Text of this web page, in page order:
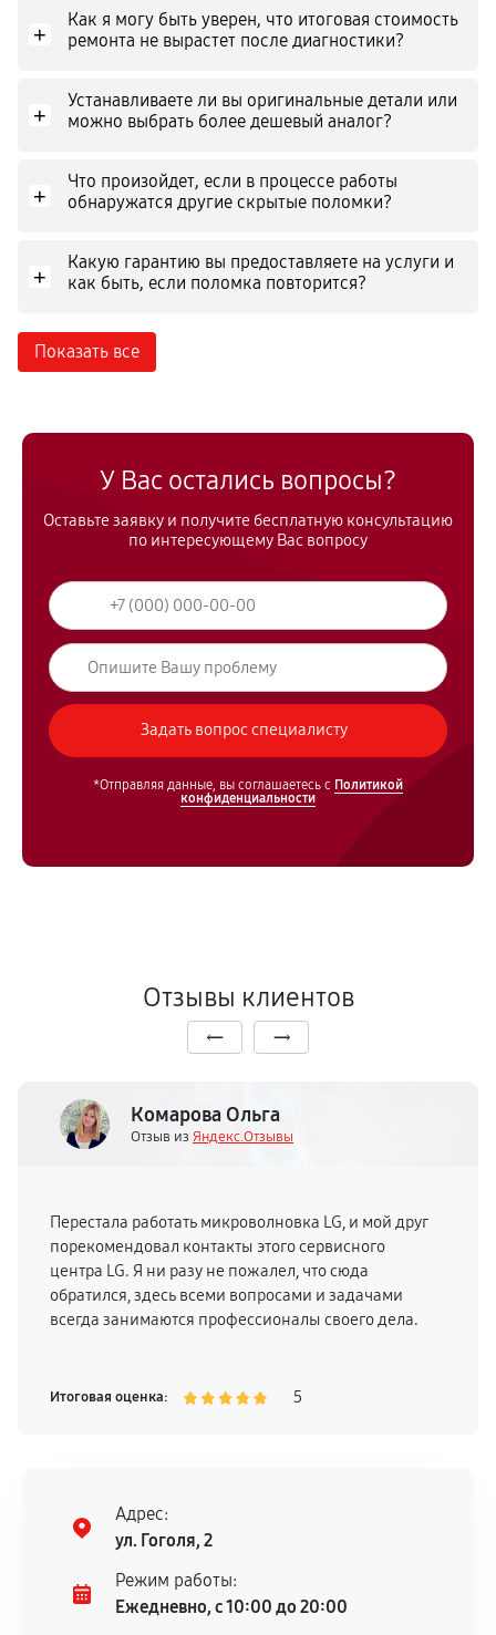
+
Как я могу быть уверен, что итоговая стоимость
ремонта не вырастет после диагностики?
+
Устанавливаете ли вы оригинальные детали или
можно выбрать более дешевый аналог?
+
Что произойдет, если в процессе работы
обнаружатся другие скрытые поломки?
+
Какую гарантию вы предоставляете на услуги и
как быть, если поломка повторится?
Показать все
У Вас остались вопросы?
Оставьте заявку и получите бесплатную консультацию
по интересующему Вас вопросу
*Отправляя данные, вы соглашаетесь с Политикой
конфиденциальности
Отзывы клиентов
Комарова Ольга
Отзыв из Яндекс.Отзывы
Перестала работать микроволновка LG, и мой друг
порекомендовал контакты этого сервисного
центра LG. Я ни разу не пожалел, что сюда
обратился, здесь всеми вопросами и задачами
всегда занимаются профессионалы своего дела.
Итоговая оценка: 5
Адрес:
ул. Гоголя, 2
Режим работы:
Ежедневно, с 10:00 до 20:00